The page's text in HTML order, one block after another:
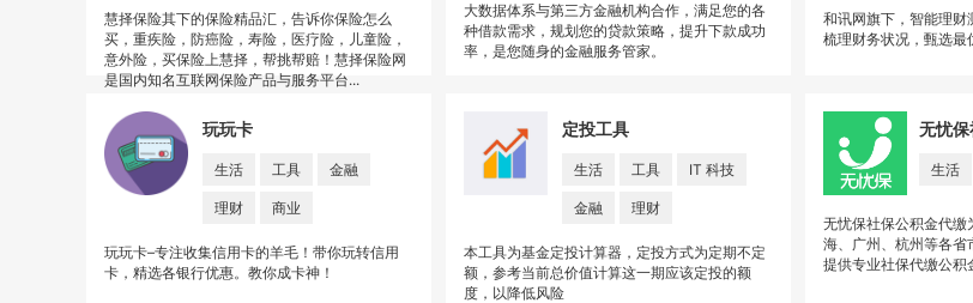
慧择保险其下的保险精品汇，告诉你保险怎么
买，重疾险，防癌险，寿险，医疗险，儿童险，
意外险，买保险上慧择，帮挑帮赔！慧择保险网
是国内知名互联网保险产品与服务平台...
大数据体系与第三方金融机构合作，满足您的各
种借款需求，规划您的贷款策略，提升下款成功
率，是您随身的金融服务管家。
和讯网旗下，智能理财
梳理财务状况，甄选最
玩玩卡
生活 工具 金融
理财 商业
玩玩卡–专注收集信用卡的羊毛！带你玩转信用
卡，精选各银行优惠。教你成卡神！
定投工具
生活 工具 IT 科技
金融 理财
本工具为基金定投计算器，定投方式为定期不定
额，参考当前总价值计算这一期应该定投的额
度，以降低风险
无忧
生活
无忧保社保公积金代缴
海、广州、杭州等各省
提供专业社保代缴公积